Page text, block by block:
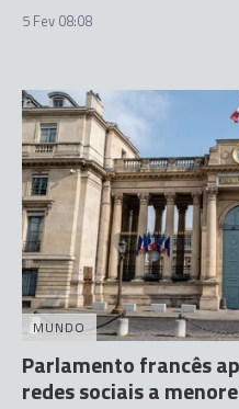
5 Fev 08:08
MUNDO
Parlamento francês
redes sociais a